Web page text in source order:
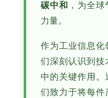
碳中和 ，为全
力量。
作为工业信息
们深刻认识到
中的关键作用
们致力于将每件